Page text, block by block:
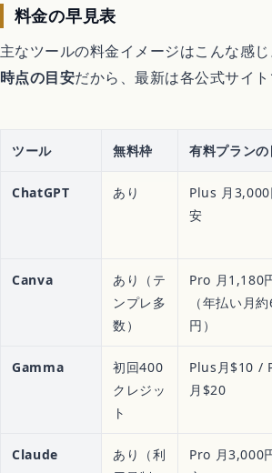
料金の早見表
主なツールの料金イメージはこんな感
時点の目安だから、最新は各公式サイト
ツール 無料枠 有料プランの
ChatGPT あり
Plus 月3,000
安
Canva
あり（テ
ンプレ多
数）
Pro 月1,180
（年払い月
円）
Gamma
初回400
クレジッ
ト
Plus月$10 /
月$20
Claude
あり（利
Pro 月3,000